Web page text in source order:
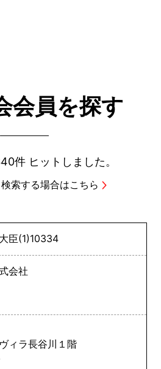
会員を探す
件ヒットしました。
索する場合はこちら
臣(1)10334
会社
ィラ長谷川１階